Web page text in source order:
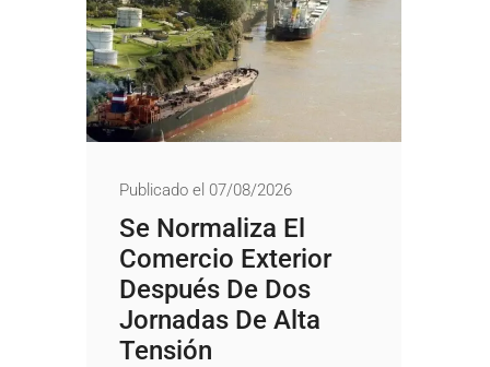
Publicado el 07/08/2026
Se Normaliza El
Comercio Exterior
Después De Dos
Jornadas De Alta
Tensión